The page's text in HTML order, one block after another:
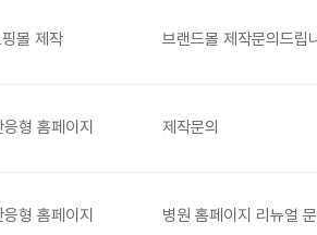
몰 제작 브랜드몰 제작문의드립
형 홈페이지 제작문의
형 홈페이지 병원 홈페이지 리뉴얼